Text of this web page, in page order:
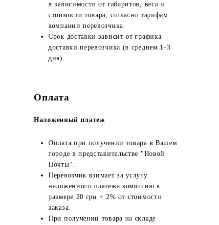
в зависимости от габаритов, веса и
стоимости товара, согласно тарифам
компании перевозчика.
Срок доставки зависит от графика
доставки перевозчика (в среднем 1-3
дня).
Оплата
Наложенный платеж
Оплата при получении товара в Вашем
городе в представительстве "Новой
Почты".
Перевозчик взимает за услугу
наложенного платежа комиссию в
размере 20 грн + 2% от стоимости
заказа.
При получении товара на складе